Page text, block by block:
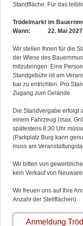
Standfläche. Für das
Trödelmarkt im
Wann: 22. Mai
Wir stellen Ihnen für die
der Wiese des
mitzubringen. Eine
Standgebühr ist am
bar zu entrichten. Pro
Zugang zum Gelände.
Die Standvergabe erfolgt
einem Fahrzeug (max.
spätestens 8:30 Uhr
(Parkplatz Burg kann
muss am
Wir bitten von
kein Verkauf von
Wir freuen uns auf Ihre
Anzahl der Stellflächen)
Anmeldung